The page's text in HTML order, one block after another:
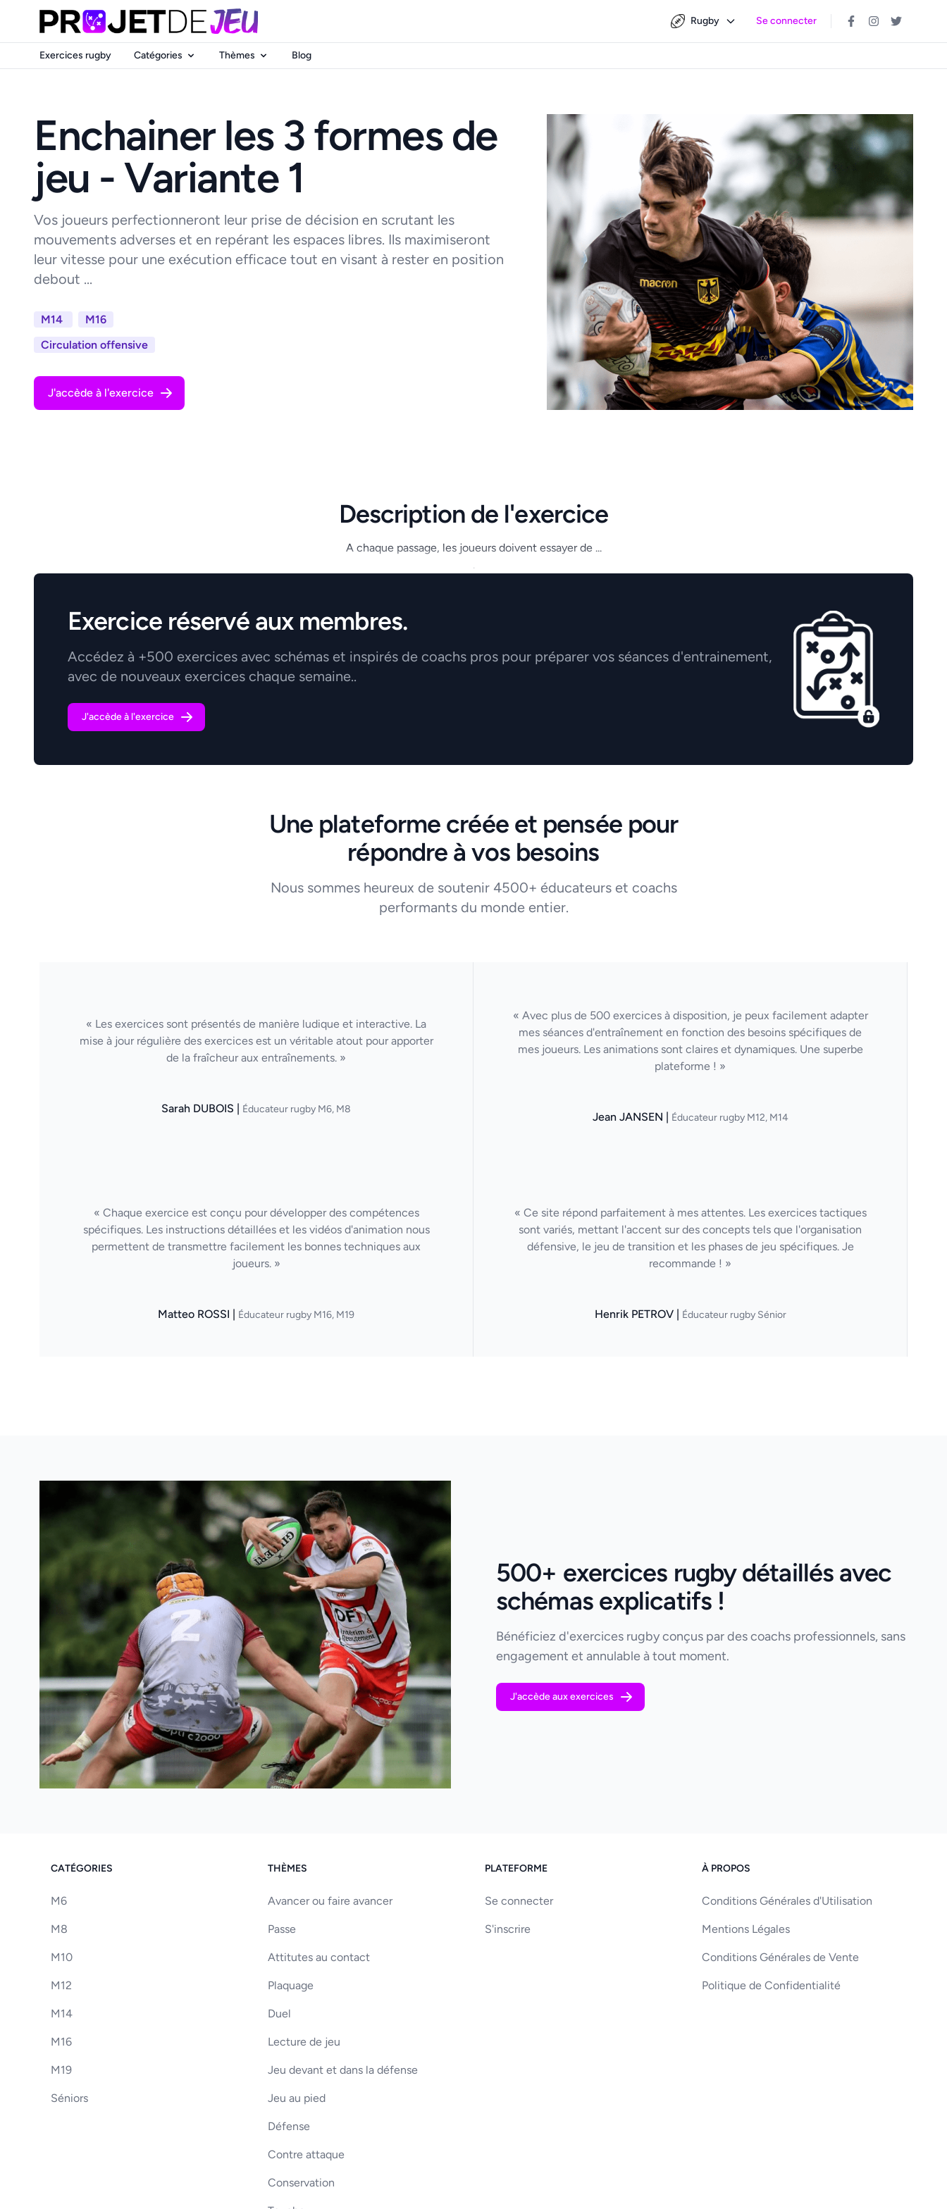
Rugby Se connecter
Exercices rugby Catégories Thèmes Blog
Enchainer les 3 formes de
jeu - Variante 1
Vos joueurs perfectionneront leur prise de décision en scrutant les
mouvements adverses et en repérant les espaces libres. Ils maximiseront
leur vitesse pour une exécution efficace tout en visant à rester en position
debout ...
M14
M16
Circulation offensive
J'accède à l'exercice
Description de l'exercice
A chaque passage, les joueurs doivent essayer de ...
.
Exercice réservé aux membres.
Accédez à +500 exercices avec schémas et inspirés de coachs pros pour préparer vos séances d'entrainement,
avec de nouveaux exercices chaque semaine..
J'accède à l'exercice
Une plateforme créée et pensée pour
répondre à vos besoins
Nous sommes heureux de soutenir 4500+ éducateurs et coachs
performants du monde entier.
« Les exercices sont présentés de manière ludique et interactive. La
mise à jour régulière des exercices est un véritable atout pour apporter
de la fraîcheur aux entraînements. »
Sarah DUBOIS | Éducateur rugby M6, M8
« Avec plus de 500 exercices à disposition, je peux facilement adapter
mes séances d'entraînement en fonction des besoins spécifiques de
mes joueurs. Les animations sont claires et dynamiques. Une superbe
plateforme ! »
Jean JANSEN | Éducateur rugby M12, M14
« Chaque exercice est conçu pour développer des compétences
spécifiques. Les instructions détaillées et les vidéos d'animation nous
permettent de transmettre facilement les bonnes techniques aux
joueurs. »
Matteo ROSSI | Éducateur rugby M16, M19
« Ce site répond parfaitement à mes attentes. Les exercices tactiques
sont variés, mettant l'accent sur des concepts tels que l'organisation
défensive, le jeu de transition et les phases de jeu spécifiques. Je
recommande ! »
Henrik PETROV | Éducateur rugby Sénior
500+ exercices rugby détaillés avec
schémas explicatifs !
Bénéficiez d'exercices rugby conçus par des coachs professionnels, sans
engagement et annulable à tout moment.
J'accède aux exercices
CATÉGORIES
M6
M8
M10
M12
M14
M16
M19
Séniors
THÈMES
Avancer ou faire avancer
Passe
Attitutes au contact
Plaquage
Duel
Lecture de jeu
Jeu devant et dans la défense
Jeu au pied
Défense
Contre attaque
Conservation
PLATEFORME
Se connecter
S'inscrire
À PROPOS
Conditions Générales d'Utilisation
Mentions Légales
Conditions Générales de Vente
Politique de Confidentialité